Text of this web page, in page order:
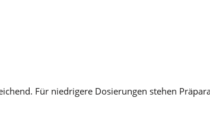
Für niedrigere Dosierungen stehen